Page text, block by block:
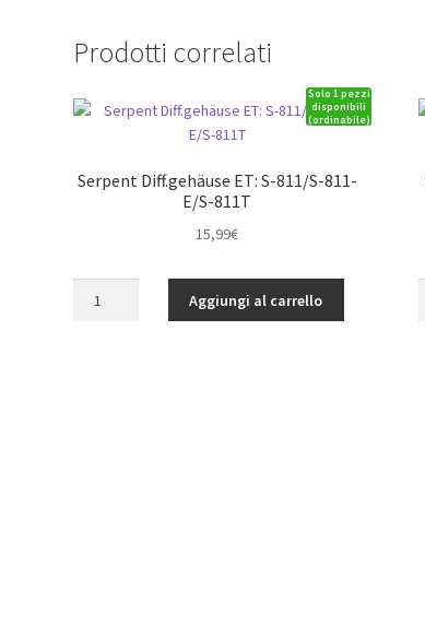
Prodotti correlati
Solo 1 pezzi
disponibili
(ordinabile)
Serpent Diff.gehäuse ET: S-811/S-811-
E/S-811T
15,99€
Aggiungi al carrello